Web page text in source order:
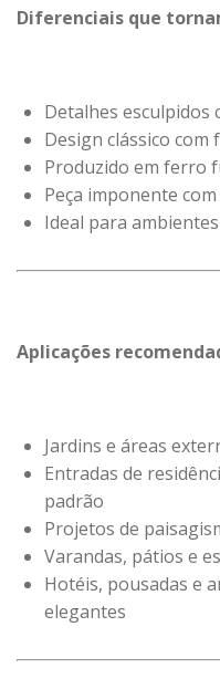
Diferenciais que
Detalhes esculpidos
Design clássico
Produzido em ferro
Peça imponente
Ideal para
Aplicações
Jardins e áreas
Entradas de
padrão
Projetos de
Varandas, pátios e
Hotéis, pousadas e
elegantes